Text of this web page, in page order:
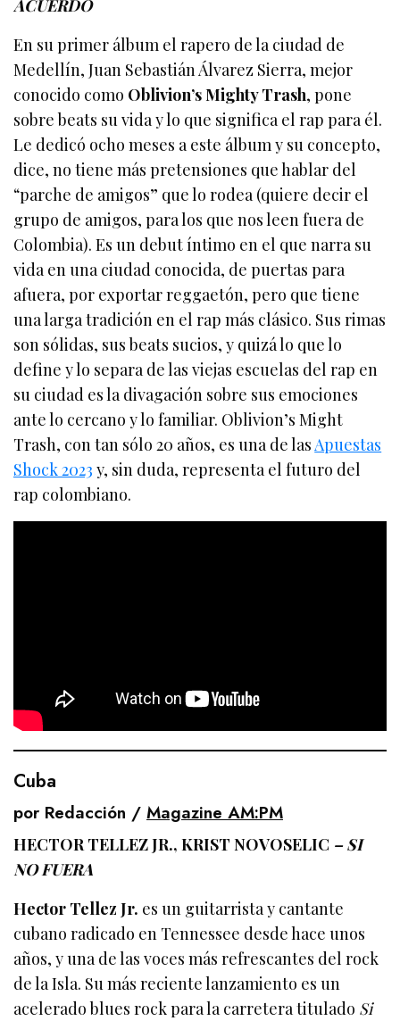
ACUERDO
En su primer álbum el rapero de la ciudad de
Medellín, Juan Sebastián Álvarez Sierra, mejor
conocido como Oblivion’s Mighty Trash, pone
sobre beats su vida y lo que significa el rap para él.
Le dedicó ocho meses a este álbum y su concepto,
dice, no tiene más pretensiones que hablar del
“parche de amigos” que lo rodea (quiere decir el
grupo de amigos, para los que nos leen fuera de
Colombia). Es un debut íntimo en el que narra su
vida en una ciudad conocida, de puertas para
afuera, por exportar reggaetón, pero que tiene
una larga tradición en el rap más clásico. Sus rimas
son sólidas, sus beats sucios, y quizá lo que lo
define y lo separa de las viejas escuelas del rap en
su ciudad es la divagación sobre sus emociones
ante lo cercano y lo familiar. Oblivion’s Might
Trash, con tan sólo 20 años, es una de lasApuestas
Shock 2023 y, sin duda, representa el futuro del
rap colombiano.
Cuba
por Redacción / Magazine AM:PM
HECTOR TELLEZ JR., KRIST NOVOSELIC – SI
NO FUERA
Hector Tellez Jr. es un guitarrista y cantante
cubano radicado en Tennessee desde hace unos
años, y una de las voces más refrescantes del rock
de la Isla. Su más reciente lanzamiento es un
acelerado blues rock para la carretera titulado Si